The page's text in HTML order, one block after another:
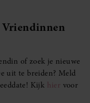
Vriendinnen
of zoek je nieuwe
uit te breiden? Meld
Kijk hier voor